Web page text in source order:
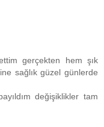
gerçekten hem şık
sağlık güzel günlerde
değişiklikler tam